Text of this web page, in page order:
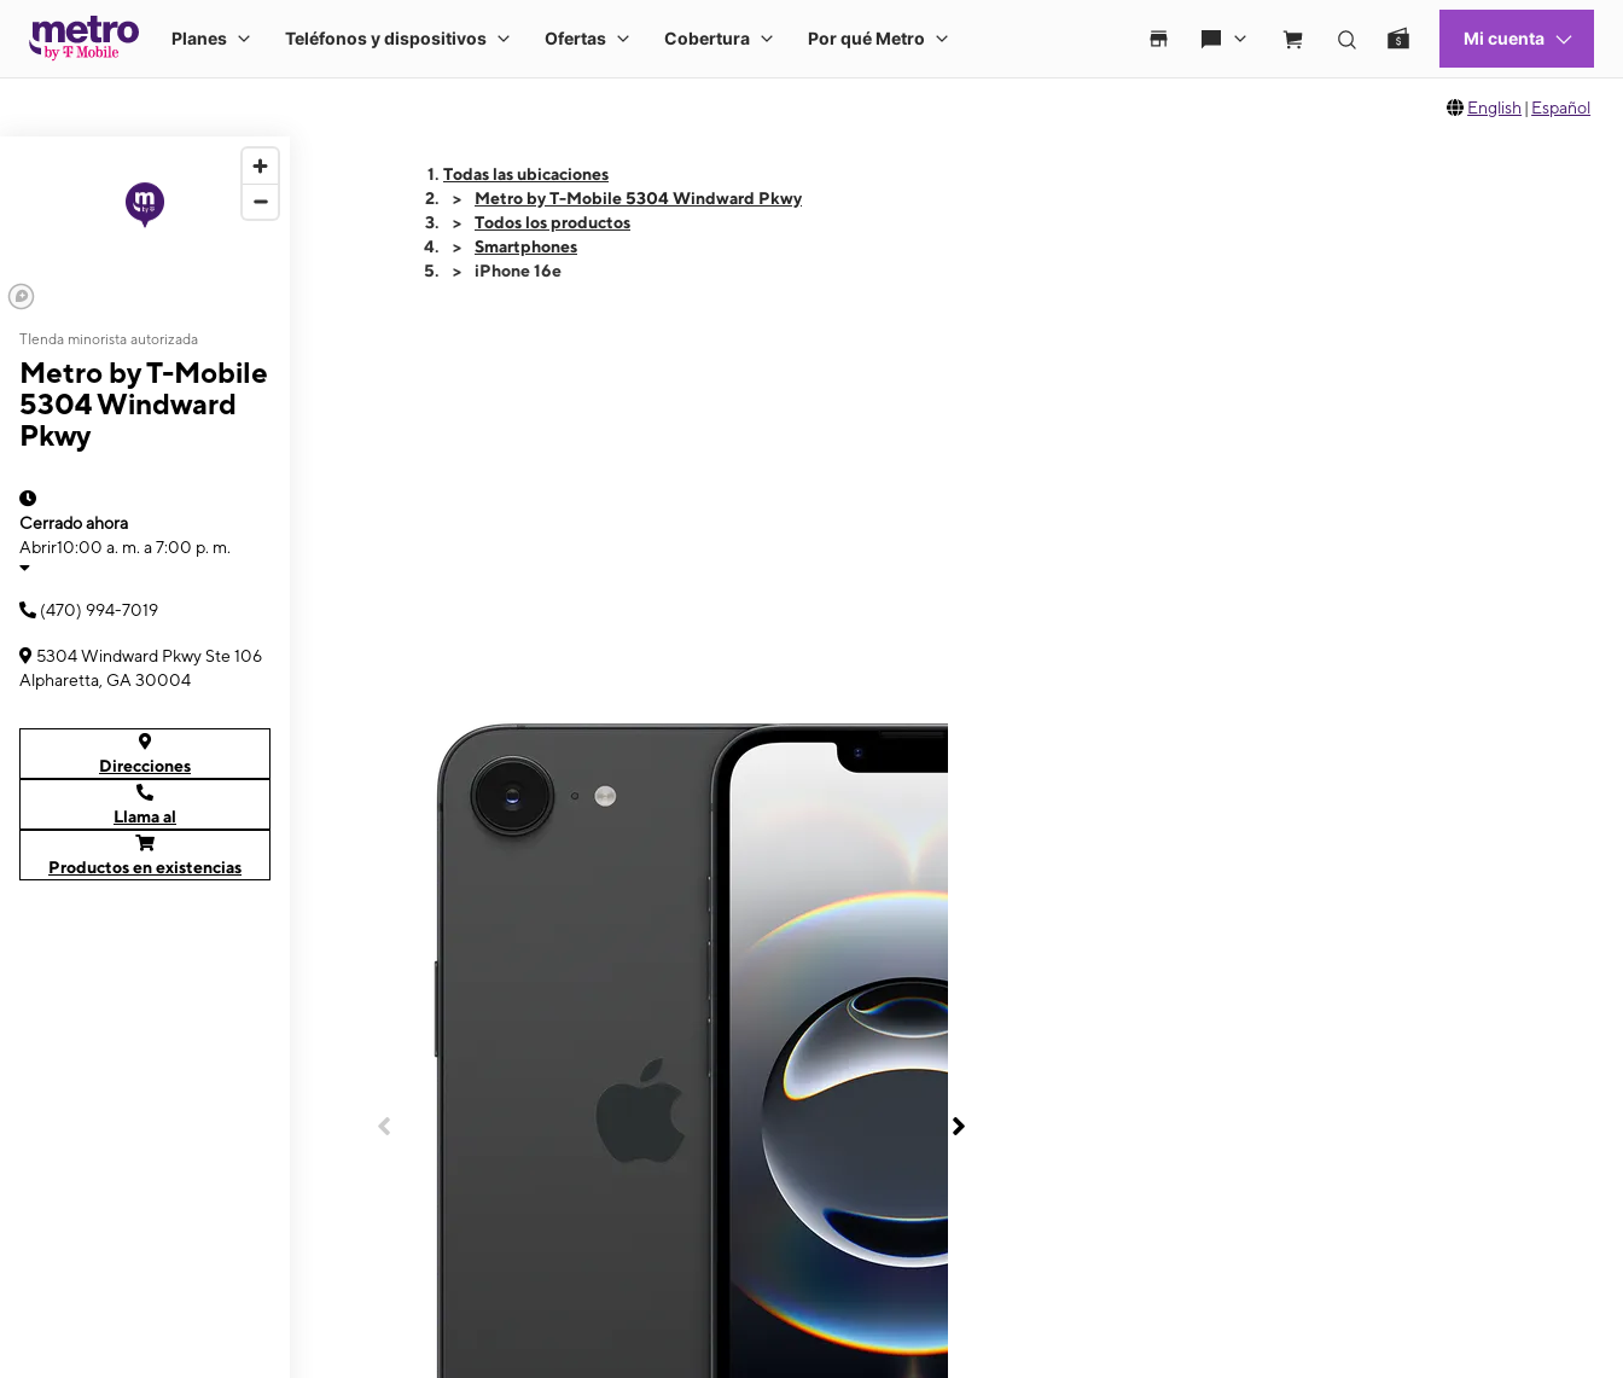
English | Español
TIenda minorista autorizada
Metro by T-Mobile
5304 Windward
Pkwy
Cerrado ahora
Abrir10:00 a. m. a 7:00 p. m.
(470) 994-7019
5304 Windward Pkwy Ste 106
Alpharetta, GA 30004
Direcciones
Llama al
Productos en existencias
Todas las ubicaciones
Metro by T-Mobile 5304 Windward Pkwy
Todos los productos
Smartphones
iPhone 16e